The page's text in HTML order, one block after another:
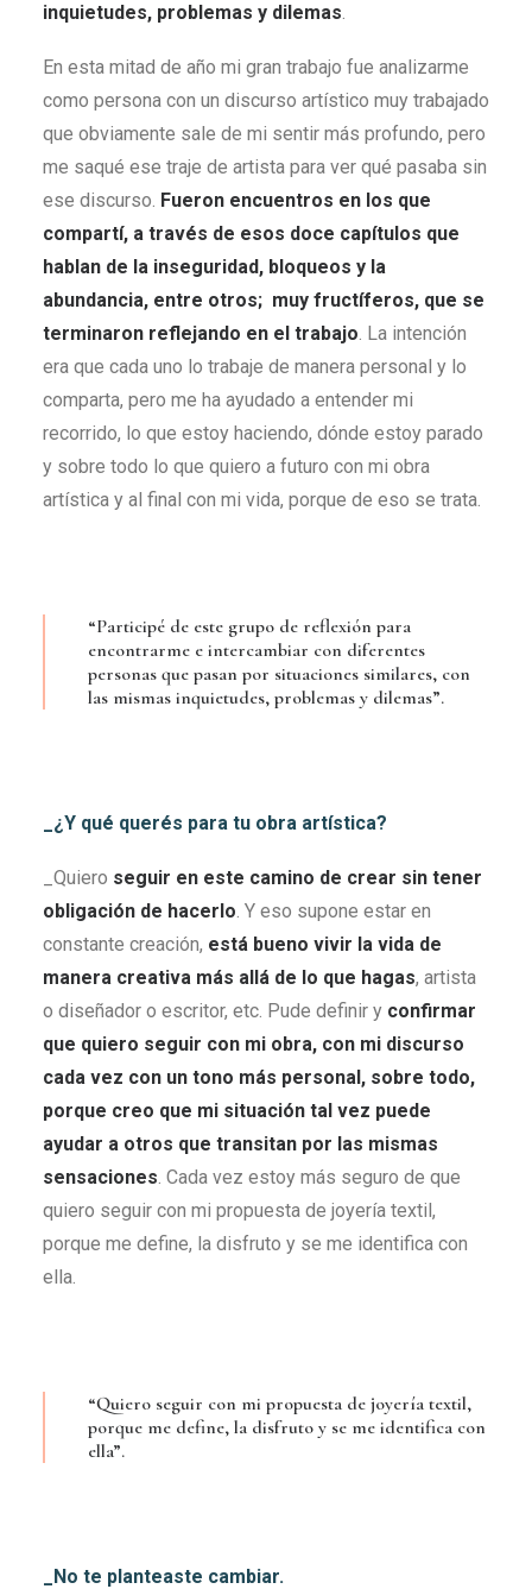
inquietudes, problemas y dilemas.
En esta mitad de año mi gran trabajo fue analizarme
como persona con un discurso artístico muy trabajado
que obviamente sale de mi sentir más profundo, pero
me saqué ese traje de artista para ver qué pasaba sin
ese discurso. Fueron encuentros en los que
compartí, a través de esos doce capítulos que
hablan de la inseguridad, bloqueos y la
abundancia, entre otros; muy fructíferos, que se
terminaron reflejando en el trabajo. La intención
era que cada uno lo trabaje de manera personal y lo
comparta, pero me ha ayudado a entender mi
recorrido, lo que estoy haciendo, dónde estoy parado
y sobre todo lo que quiero a futuro con mi obra
artística y al final con mi vida, porque de eso se trata.
“Participé de este grupo de reflexión para
encontrarme e intercambiar con diferentes
personas que pasan por situaciones similares, con
las mismas inquietudes, problemas y dilemas”.
_¿Y qué querés para tu obra artística?
_Quiero seguir en este camino de crear sin tener
obligación de hacerlo. Y eso supone estar en
constante creación, está bueno vivir la vida de
manera creativa más allá de lo que hagas, artista
o diseñador o escritor, etc. Pude definir y confirmar
que quiero seguir con mi obra, con mi discurso
cada vez con un tono más personal, sobre todo,
porque creo que mi situación tal vez puede
ayudar a otros que transitan por las mismas
sensaciones. Cada vez estoy más seguro de que
quiero seguir con mi propuesta de joyería textil,
porque me define, la disfruto y se me identifica con
ella.
“Quiero seguir con mi propuesta de joyería textil,
porque me define, la disfruto y se me identifica con
ella”.
_No te planteaste cambiar.